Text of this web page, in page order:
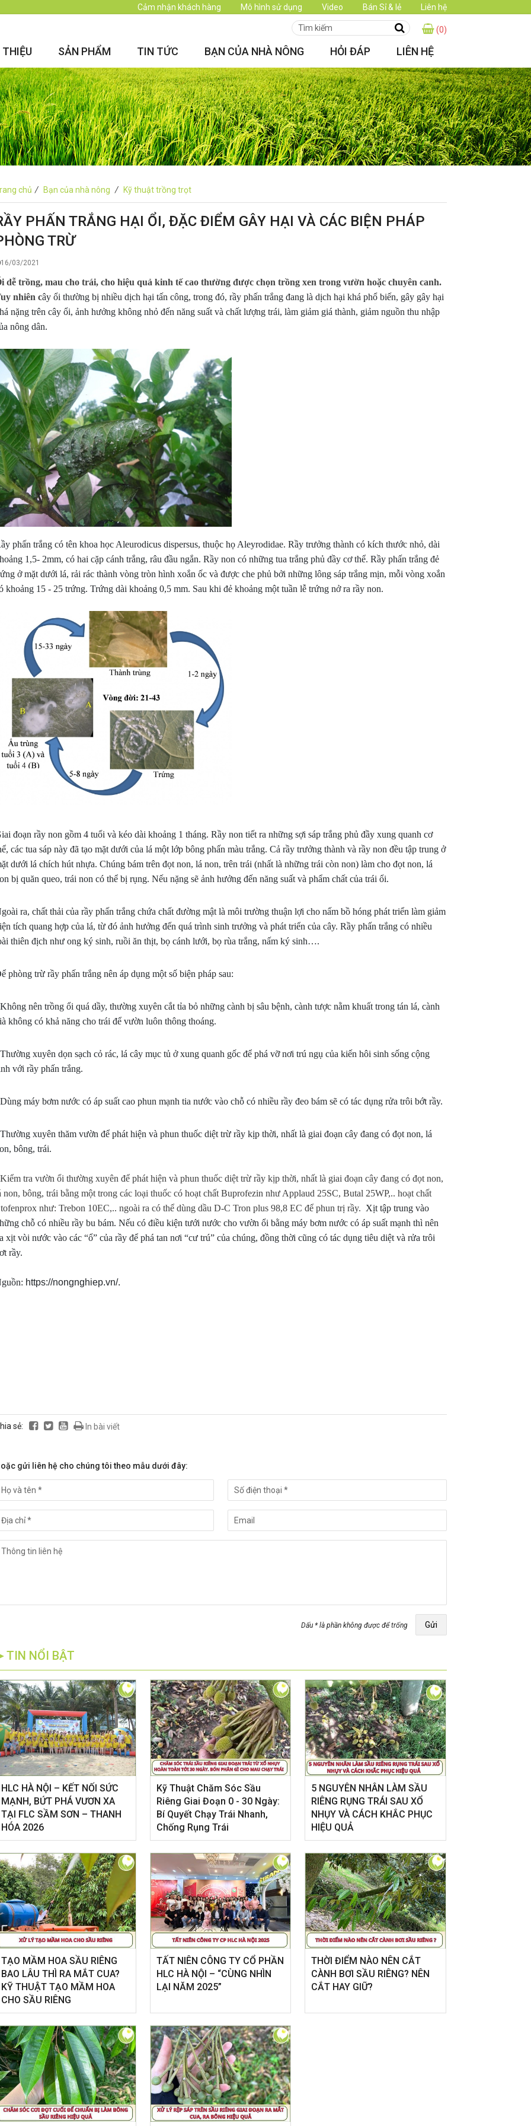
Cảm nhận khách hàng Mô hình sử dụng Video Bán Sỉ & lẻ Liên hệ
(0)
THIỆU SẢN PHẨM TIN TỨC BẠN CỦA NHÀ NÔNG HỎI ĐÁP LIÊN HỆ
chủ / Bạn của nhà nông / Kỹ thuật trồng trọt
PHẤN TRẮNG HẠI ỔI, ĐẶC ĐIỂM GÂY HẠI VÀ CÁC BIỆN PHÁP
TRỪ
16/03/2021
dễ trồng, mau cho trái, cho hiệu quả kinh tế cao thường được chọn trồng xen trong vườn hoặc chuyên canh.
nhiên cây ổi thường bị nhiều dịch hại tấn công, trong đó, rầy phấn trắng đang là dịch hại khá phổ biến, gây gây hại
nặng trên cây ổi, ảnh hưởng không nhỏ đến năng suất và chất lượng trái, làm giảm giá thành, giảm nguồn thu nhập
nông dân.
phấn trắng có tên khoa học Aleurodicus dispersus, thuộc họ Aleyrodidae. Rầy trưởng thành có kích thước nhỏ, dài
1,5- 2mm, có hai cặp cánh trắng, râu đầu ngắn. Rầy non có những tua trắng phủ đầy cơ thể. Rầy phấn trắng đẻ
ở mặt dưới lá, rải rác thành vòng tròn hình xoắn ốc và được che phủ bởi những lông sáp trắng mịn, mỗi vòng xoắn
khoảng 15 - 25 trứng. Trứng dài khoảng 0,5 mm. Sau khi đẻ khoảng một tuần lễ trứng nở ra rầy non.
đoạn rầy non gồm 4 tuổi và kéo dài khoảng 1 tháng. Rầy non tiết ra những sợi sáp trắng phủ đầy xung quanh cơ
các tua sáp này đã tạo mặt dưới của lá một lớp bông phấn màu trắng. Cả rầy trưởng thành và rầy non đều tập trung ở
dưới lá chích hút nhựa. Chúng bám trên đọt non, lá non, trên trái (nhất là những trái còn non) làm cho đọt non, lá
bị quăn queo, trái non có thể bị rụng. Nếu nặng sẽ ảnh hưởng đến năng suất và phẩm chất của trái ổi.
ra, chất thải của rầy phấn trắng chứa chất đường mật là môi trường thuận lợi cho nấm bồ hóng phát triển làm giảm
tích quang hợp của lá, từ đó ảnh hưởng đến quá trình sinh trưởng và phát triển của cây. Rầy phấn trắng có nhiều
thiên địch như ong ký sinh, ruồi ăn thịt, bọ cánh lưới, bọ rùa trắng, nấm ký sinh….
phòng trừ rầy phấn trắng nên áp dụng một số biện pháp sau:
nên trồng ổi quá dầy, thường xuyên cắt tỉa bỏ những cành bị sâu bệnh, cành tược nằm khuất trong tán lá, cành
không có khả năng cho trái để vườn luôn thông thoáng.
xuyên dọn sạch cỏ rác, lá cây mục tủ ở xung quanh gốc để phá vỡ nơi trú ngụ của kiến hôi sinh sống cộng
với rầy phấn trắng.
máy bơm nước có áp suất cao phun mạnh tia nước vào chỗ có nhiều rầy đeo bám sẽ có tác dụng rửa trôi bớt rầy.
xuyên thăm vườn để phát hiện và phun thuốc diệt trừ rầy kịp thời, nhất là giai đoạn cây đang có đọt non, lá
bông, trái.
tra vườn ổi thường xuyên để phát hiện và phun thuốc diệt trừ rầy kịp thời, nhất là giai đoạn cây đang có đọt non,
non, bông, trái bằng một trong các loại thuốc có hoạt chất Buprofezin như Applaud 25SC, Butal 25WP,.. hoạt chất
như: Trebon 10EC,.. ngoài ra có thể dùng dầu D-C Tron plus 98,8 EC để phun trị rầy. Xịt tập trung vào
chỗ có nhiều rầy bu bám. Nếu có điều kiện tưới nước cho vườn ổi bằng máy bơm nước có áp suất mạnh thì nên
xịt vòi nước vào các “ổ” của rầy để phá tan nơi “cư trú” của chúng, đồng thời cũng có tác dụng tiêu diệt và rửa trôi
rầy.
https://nongnghiep.vn/.
sẻ: In bài viết
gửi liên hệ cho chúng tôi theo mẫu dưới đây:
Dấu * là phần không được để trống Gửi
NỔI BẬT
HLC HÀ NỘI – KẾT NỐI SỨC
MẠNH, BỨT PHÁ VƯƠN XA
TẠI FLC SẦM SƠN – THANH
HÓA 2026
Kỹ Thuật Chăm Sóc Sầu
Riêng Giai Đoạn 0 - 30 Ngày:
Bí Quyết Chạy Trái Nhanh,
Chống Rụng Trái
5 NGUYÊN NHÂN LÀM SẦU
RIÊNG RỤNG TRÁI SAU XỔ
NHỤY VÀ CÁCH KHẮC PHỤC
HIỆU QUẢ
TẠO MẦM HOA SẦU RIÊNG
BAO LÂU THÌ RA MẮT CUA?
KỸ THUẬT TẠO MẦM HOA
CHO SẦU RIÊNG
​TẤT NIÊN CÔNG TY CỔ PHẦN
HLC HÀ NỘI – “CÙNG NHÌN
LẠI NĂM 2025”
THỜI ĐIỂM NÀO NÊN CẮT
CÀNH BƠI SẦU RIÊNG? NÊN
CẮT HAY GIỮ?
HÀNH CÙNG NHÀ NÔNG:
CHO CÂY TRỒNG RA NHIỀU
ĐẬU NHIỀU TRÁI
VƯỜN SẦU RIÊNG, CÀ PHÊ, HỒ
TIÊU TẠI ĐẮK LẮK XANH KHỎE
VƯỢT TRỘI NHỜ SỬ DỤNG SẢN
PHẨM HLC
- 30 Ngày: Bí Quyết Chạy Trái
Chống Rụng Trái
được ví như giai đoạn "nuôi con
non lúc này rất nhạy cảm, dễ
nhanh, xanh gai, tròn hộc, bà con
vững kỹ thuật chăm sóc "đúng và
RỤNG TRÁI SAU XỔ NHỤY VÀ CÁCH
KHẮC PHỤC HIỆU QUẢ
nhà vườn gặp tình trạng rụng trái non hàng
loạt. Đây là giai đoạn cây rất nhạy cảm, chỉ
đổi đột ngột cũng có thể khiến cây bỏ trái.
đoạn quan trọng quyết định đến năng suất
nghịch vụ, tăng tỷ lệ đậu trái và giúp nhà